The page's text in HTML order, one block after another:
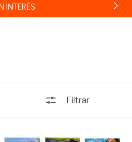
INTERÉS
Filtrar